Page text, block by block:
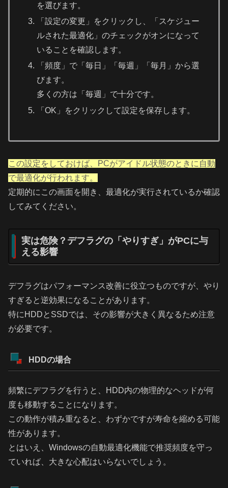
を選びます。
「設定の変更」をクリックし、「スケジュー
ルされた最適化」のチェックがオンになって
いることを確認します。
「頻度」で「毎日」「毎週」「毎月」から選
びます。
多くの方は「毎週」で十分です。
「OK」をクリックして設定を保存します。
この設定をしておけば、PCがアイドル状態のときに自動
で最適化が行われます。
定期的にこの画面を開き、最適化が実行されているか確認
してみてください。
実は危険？デフラグの「やりすぎ」がPCに与
える影響
デフラグはパフォーマンス改善に役立つものですが、やり
すぎると逆効果になることがあります。
特にHDDとSSDでは、その影響が大きく異なるため注意
が必要です。
HDDの場合
頻繁にデフラグを行うと、HDD内の物理的なヘッドが何
度も移動することになります。
この動作が積み重なると、わずかですが寿命を縮める可能
性があります。
とはいえ、Windowsの自動最適化機能で推奨頻度を守っ
ていれば、大きな心配はいらないでしょう。